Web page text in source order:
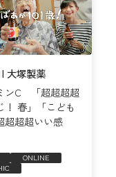
大塚製薬
ンC 「超超超超
！ 春」「こども
超超超いい感
ONLINE